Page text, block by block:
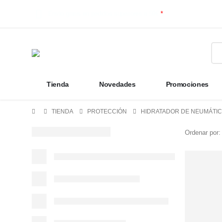
Envío gratis en pedidos superiores a 59€*
Tienda Novedades Promociones
TIENDA PROTECCIÓN HIDRATADOR DE
Ordenar por: